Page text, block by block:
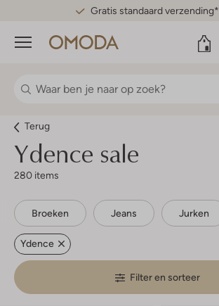
Gratis standaard verzending*
Menu
Terug
Ydence sale
280 items
Broeken Jeans Jurken
Ydence
Filter en sorteer